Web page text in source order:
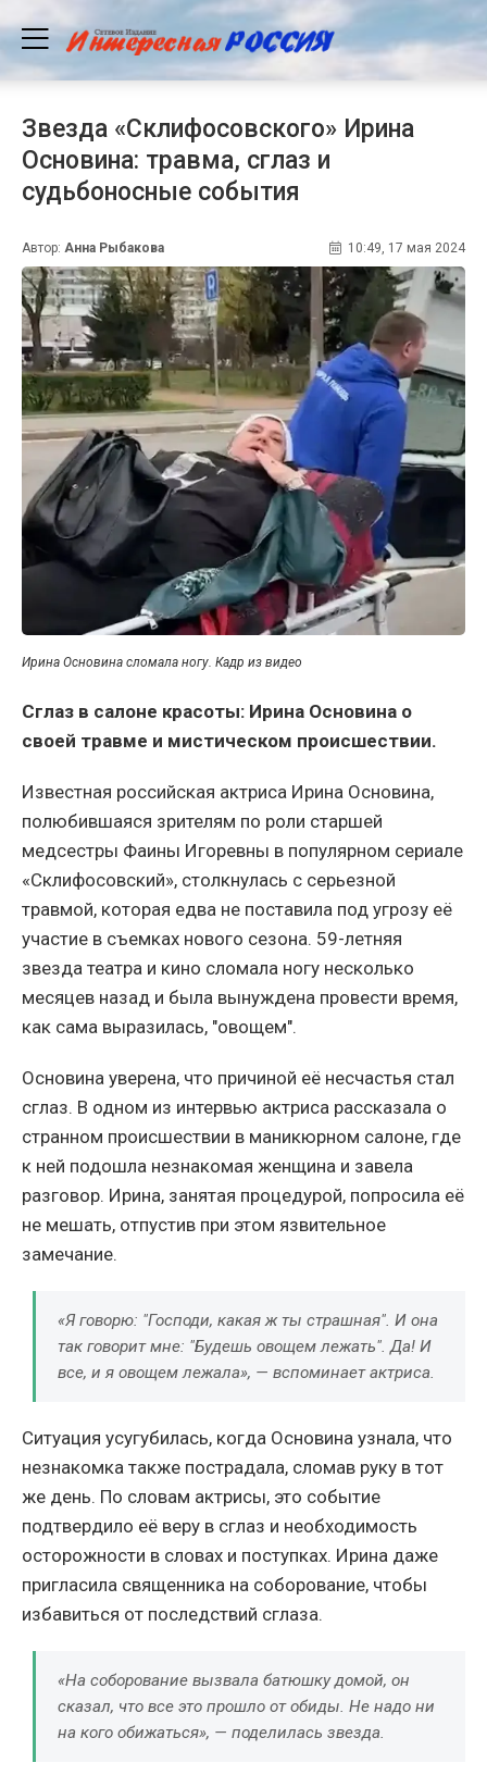
Звезда «Склифосовского» Ирина
Основина: травма, сглаз и
судьбоносные события
Автор: Анна Рыбакова 10:49, 17 мая 2024
Ирина Основина сломала ногу. Кадр из видео
Сглаз в салоне красоты: Ирина Основина о
своей травме и мистическом происшествии.
Известная российская актриса Ирина Основина,
полюбившаяся зрителям по роли старшей
медсестры Фаины Игоревны в популярном сериале
«Склифосовский», столкнулась с серьезной
травмой, которая едва не поставила под угрозу её
участие в съемках нового сезона. 59-летняя
звезда театра и кино сломала ногу несколько
месяцев назад и была вынуждена провести время,
как сама выразилась, "овощем".
Основина уверена, что причиной её несчастья стал
сглаз. В одном из интервью актриса рассказала о
странном происшествии в маникюрном салоне, где
к ней подошла незнакомая женщина и завела
разговор. Ирина, занятая процедурой, попросила её
не мешать, отпустив при этом язвительное
замечание.
«Я говорю: "Господи, какая ж ты страшная". И она
так говорит мне: "Будешь овощем лежать". Да! И
все, и я овощем лежала», — вспоминает актриса.
Ситуация усугубилась, когда Основина узнала, что
незнакомка также пострадала, сломав руку в тот
же день. По словам актрисы, это событие
подтвердило её веру в сглаз и необходимость
осторожности в словах и поступках. Ирина даже
пригласила священника на соборование, чтобы
избавиться от последствий сглаза.
«На соборование вызвала батюшку домой, он
сказал, что все это прошло от обиды. Не надо ни
на кого обижаться», — поделилась звезда.